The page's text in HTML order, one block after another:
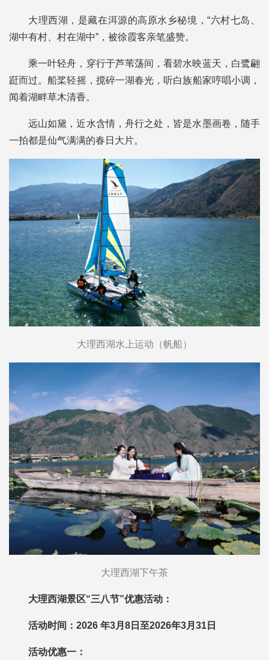
大理西湖，是藏在洱源的高原水乡秘境，“六村七岛、
湖中有村、村在湖中”，被徐霞客亲笔盛赞。
乘一叶轻舟，穿行于芦苇荡间，看碧水映蓝天，白鹭翩
跹而过。船桨轻摇，搅碎一湖春光，听白族船家哼唱小调，
闻着湖畔草木清香。
远山如黛，近水含情，舟行之处，皆是水墨画卷，随手
一拍都是仙气满满的春日大片。
大理西湖水上运动（帆船）
大理西湖下午茶
大理西湖景区“三八节”优惠活动：
活动时间：2026 年3月8日至2026年3月31日
活动优惠一：